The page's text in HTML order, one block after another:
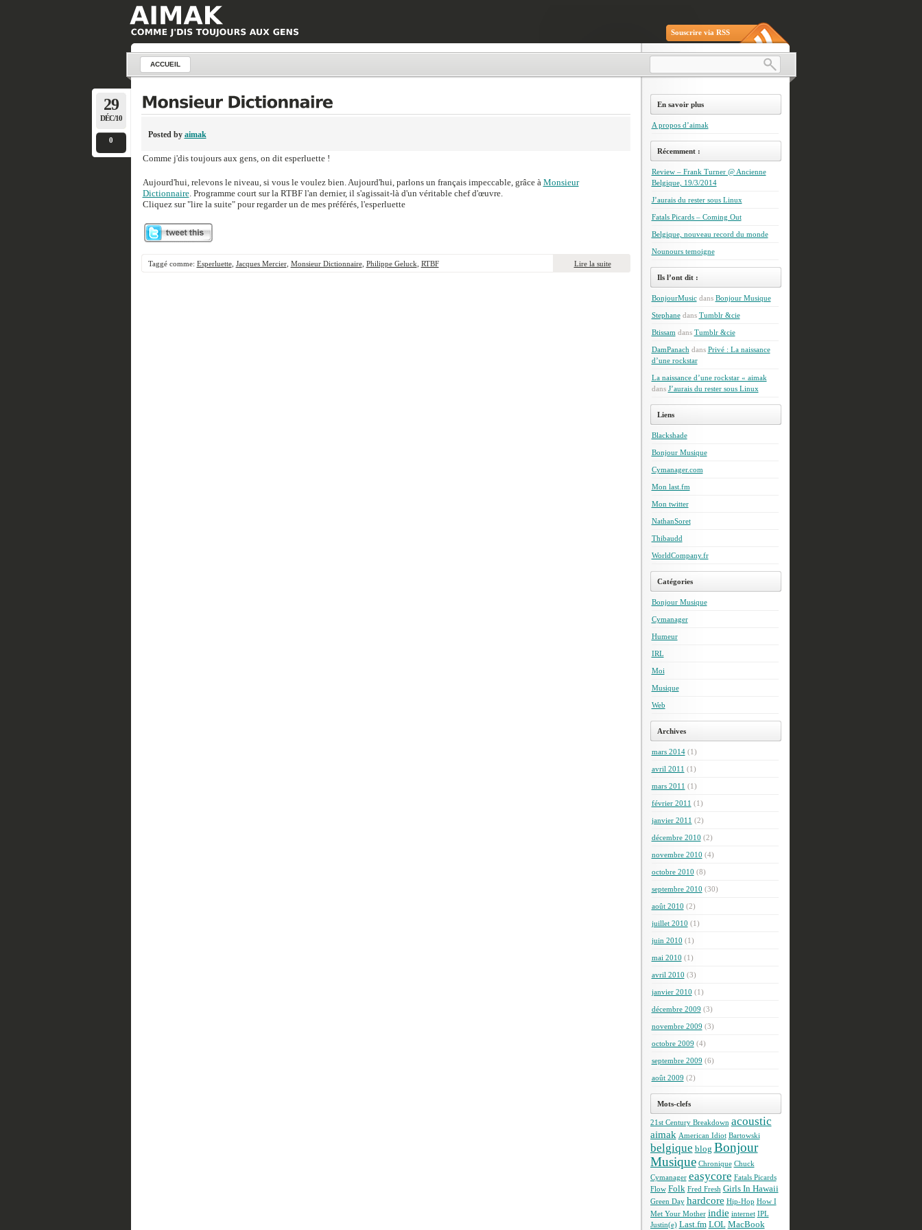
Souscrire via RSS
ACCUEIL
29
DÉC/10
0
Posted by aimak
Comme j'dis toujours aux gens, on dit esperluette !
Aujourd'hui, relevons le niveau, si vous le voulez bien. Aujourd'hui, parlons un français impeccable, grâce à Monsieur
Dictionnaire. Programme court sur la RTBF l'an dernier, il s'agissait-là d'un véritable chef d'œuvre.
Cliquez sur "lire la suite" pour regarder un de mes préférés, l'esperluette
Taggé comme: Esperluette, Jacques Mercier, Monsieur Dictionnaire, Philippe Geluck RTBF Lire la suite
En savoir plus
A propos d’aimak
Récemment :
Review – Frank Turner @ Ancienne
Belgique, 19/3/2014
J’aurais du rester sous Linux
Fatals Picards – Coming Out
Belgique, nouveau record du monde
Nounours temoigne
Ils l’ont dit :
BonjourMusicdans Bonjour Musique
Stephanedans Tumblr &cie
Btissam dans Tumblr &cie
DamPanach dans Privé : La naissance
d’une rockstar
La naissance d’une rockstar « aimak
dans J’aurais du rester sous Linux
Liens
Blackshade
Bonjour Musique
Cymanager.com
Mon last.fm
Mon twitter
NathanSoret
Thibaudd
WorldCompany.fr
Catégories
Bonjour Musique
Cymanager
Humeur
IRL
Moi
Musique
Web
Archives
mars 2014(1)
avril 2011 (1)
mars 2011 (1)
février 2011 (1)
janvier 2011 (2)
décembre 2010 (2)
novembre 2010 (4)
octobre 2010 (8)
septembre 2010 (30)
août 2010 (2)
juillet 2010 (1)
juin 2010 (1)
mai 2010 (1)
avril 2010 (3)
janvier 2010 (1)
décembre 2009 (3)
novembre 2009 (3)
octobre 2009 (4)
septembre 2009 (6)
août 2009 (2)
Mots-clefs
21st Century Breakdown acoustic
aimak American Idiot Bartowski
belgique blog Bonjour
Musique Chronique Chuck
Cymanager easycore Fatals Picards
Flow Folk Fred Fresh Girls In Hawaii
Green Day hardcore Hip-Hop How I
Met Your Mother indie internet IPL
Justin(e) Last.fm LOL MacBook